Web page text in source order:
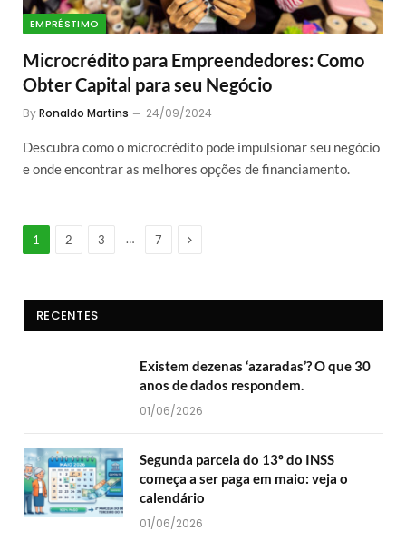
EMPRÉSTIMO
Microcrédito para Empreendedores: Como
Obter Capital para seu Negócio
ByRonaldo Martins 24/09/2024
Descubra como o microcrédito pode impulsionar seu negócio
e onde encontrar as melhores opções de financiamento.
1 2 3 … 7 Next
RECENTES
Existem dezenas ‘azaradas’? O que 30
anos de dados respondem.
01/06/2026
Segunda parcela do 13º do INSS
começa a ser paga em maio: veja o
calendário
01/06/2026